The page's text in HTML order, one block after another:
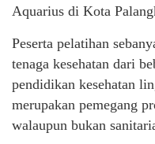
Aquarius di Kota
Peserta pelatihan
tenaga kesehatan dari
pendidikan kesehatan
merupakan pemegang
walaupun bukan